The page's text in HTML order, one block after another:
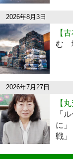
2026年8月3日
【
む
2026年7月27日
【
「
に
戦」